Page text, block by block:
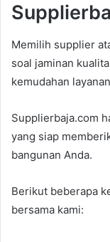
Memilih supplier
soal jaminan
kemudahan
Supplierbaja.com
yang siap
bangunan Anda.
Berikut beberapa
bersama kami: